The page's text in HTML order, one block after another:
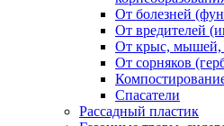
От болезней
От вредителей
От крыс, мышей,
От сорняков
Спасатели
Рассадный пластик